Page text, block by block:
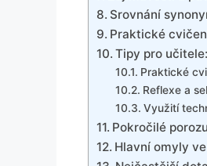
Srovnání
Praktické
Tipy pro
Praktické
Reflexe a
Využití
Pokročilé
Hlavní omyly